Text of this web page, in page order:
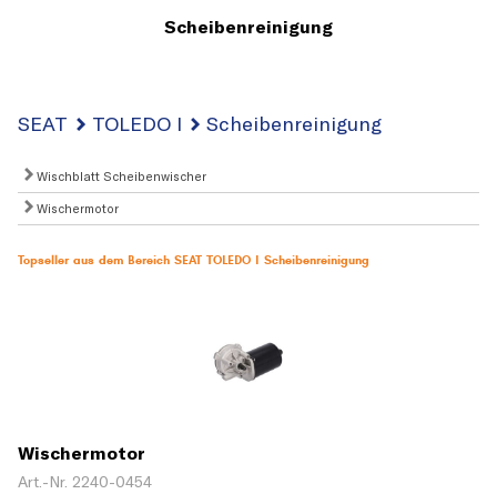
Scheibenreinigung
SEAT TOLEDO I Scheibenreinigung
Wischblatt Scheibenwischer
Wischermotor
Topseller aus dem Bereich SEAT TOLEDO I Scheibenreinigung
Wischermotor
Art.-Nr. 2240-0454